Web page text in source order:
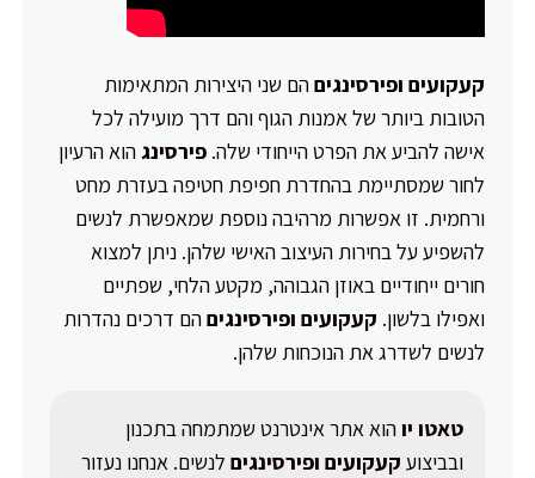
קעקועים ופירסינגיםהם שני היצירות המתאימות
הטובות ביותר של אמנות הגוף והם דרך מועילה לכל
אישה להביע את הפרט הייחודי שלה. פירסינגהוא הרעיון
לחור שמסתיימת בהחדרת חפיפת חטיפה בעזרת מחט
ורחמית. זו אפשרות מרהיבה נוספת שמאפשרת לנשים
להשפיע על בחירות העיצוב האישי שלהן. ניתן למצוא
חורים ייחודיים באוזן הגבוהה, מקטע הלחי, שפתיים
ואפילו בלשון. קעקועים ופירסינגיםהם דרכים נהדרות
לנשים לשדרג את הנוכחות שלהן.
טאטו יוהוא אתר אינטרנט שמתמחה בתכנון
ובביצוע קעקועים ופירסינגיםלנשים. אנחנו נעזור